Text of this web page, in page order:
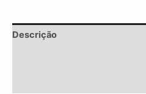
Descrição